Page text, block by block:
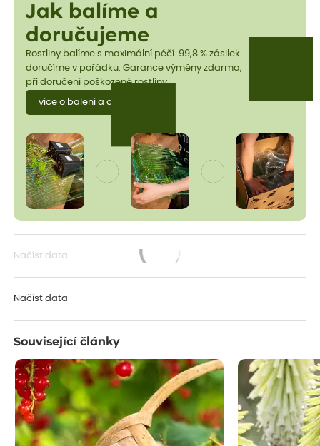
Jak balíme a
doručujeme
Rostliny balíme s maximální péčí. 99,8 % zásilek
doručíme v pořádku. Garance výměny zdarma,
při doručení poškozené rostliny.
více o balení a dopravě
Načíst data
Načíst data
Související články